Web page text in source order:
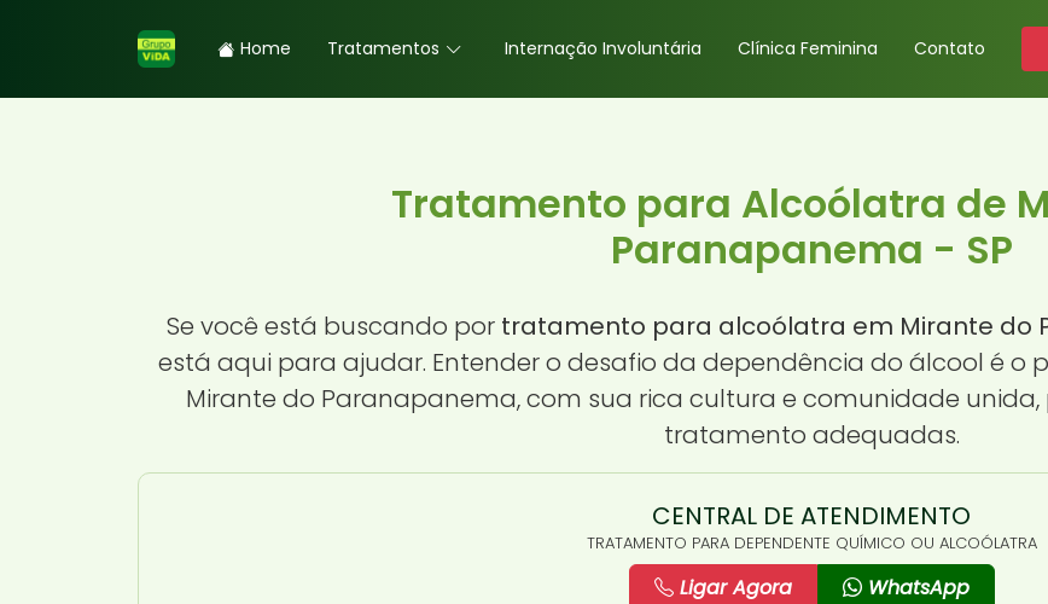
Home Tratamentos Internação Involuntária Clínica Feminina Contato
Tratamento para Alcoólatra de
Paranapanema - SP
Se você está buscando por tratamento para alcoólatra em Mirante do
está aqui para ajudar. Entender o desafio da dependência do álcool é o
Mirante do Paranapanema, com sua rica cultura e comunidade
tratamento adequadas.
CENTRAL DE ATENDIMENTO
TRATAMENTO PARA DEPENDENTE QUÍMICO OU ALCOÓLATRA
Ligar Agora WhatsApp